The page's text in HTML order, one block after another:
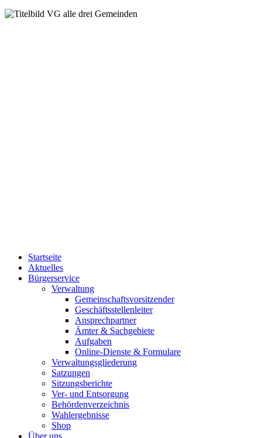
Startseite
Aktuelles
Bürgerservice
Verwaltung
Gemeinschaftsvorsitzender
Geschäftsstellenleiter
Ansprechpartner
Ämter & Sachgebiete
Aufgaben
Online-Dienste & Formulare
Verwaltungsgliederung
Satzungen
Sitzungsberichte
Ver- und Entsorgung
Behördenverzeichnis
Wahlergebnisse
Shop
Über uns